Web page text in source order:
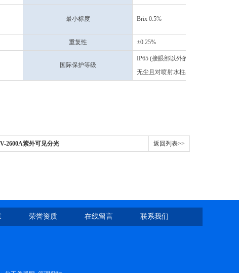
最小标度 Brix 0.5%
重复性 ±0.25%
国际保护等级
IP65 (接眼部以外的部分)
无尘且对喷射水柱具防护作用
2600A紫外可见分光 返回列表>>
荣誉资质 在线留言 联系我们